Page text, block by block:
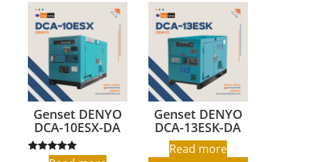
Genset DENYO
DCA-10ESX-DA
Rated
Genset DENYO
DCA-13ESK-DA
Read more